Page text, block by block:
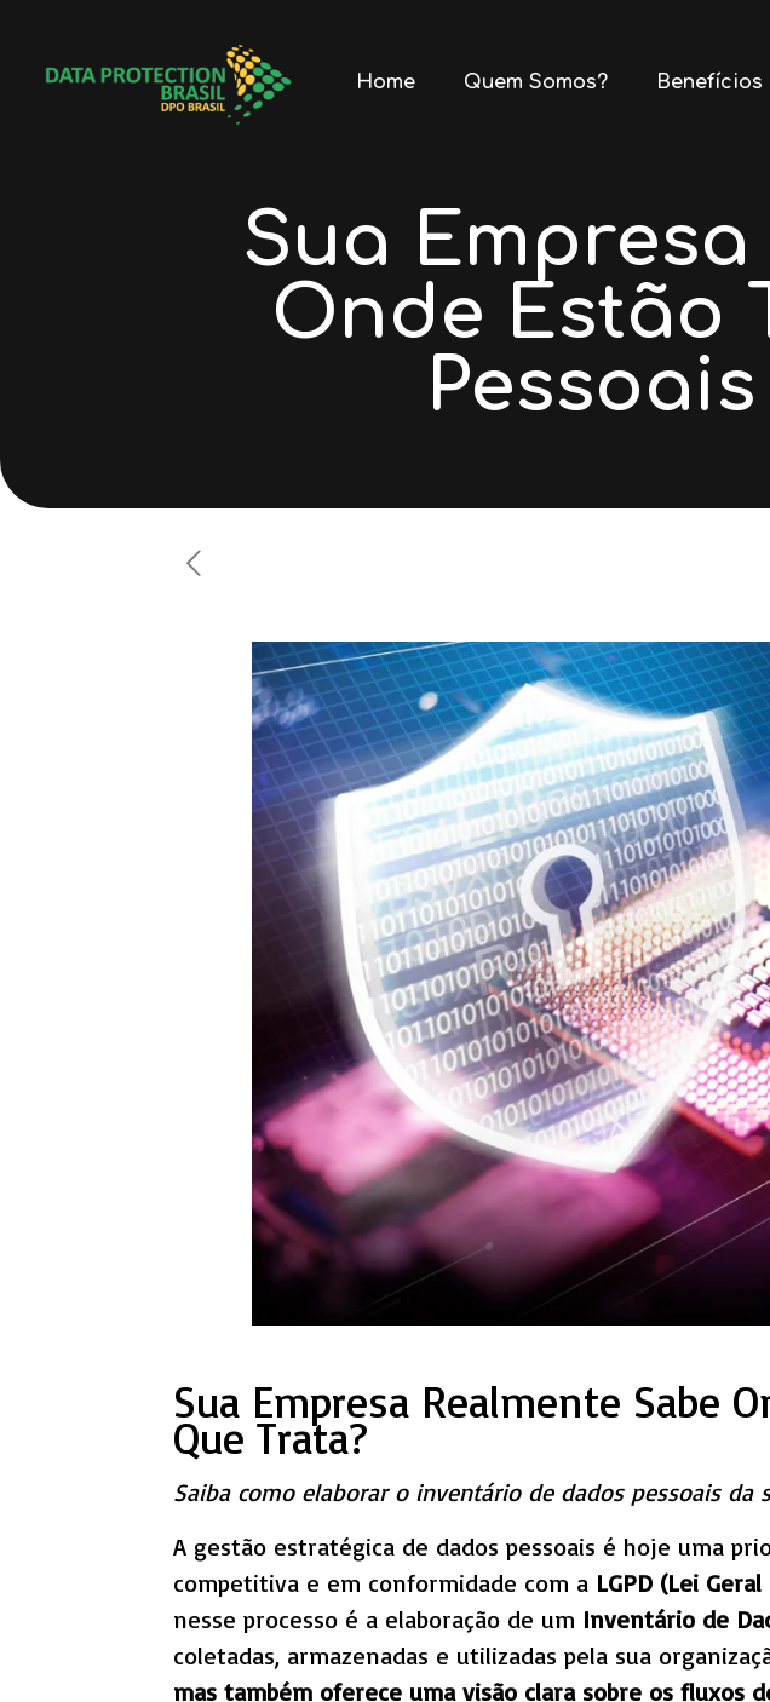
Home Quem Somos? Benefícios
Sua
Onde Estão
Sua Empresa Realmente Sabe
Que Trata?
Saiba como elaborar o inventário de dados pessoais da
A gestão estratégica de dados pessoais é hoje uma
competitiva e em conformidade com a LGPD (Lei
nesse processo é a elaboração de um Inventário de
coletadas, armazenadas e utilizadas pela sua
mas também oferece uma visão clara sobre os fluxos